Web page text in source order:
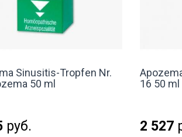
Sinusitis-Tropfen Nr.
50 ml
руб.
16 50 ml
2 527